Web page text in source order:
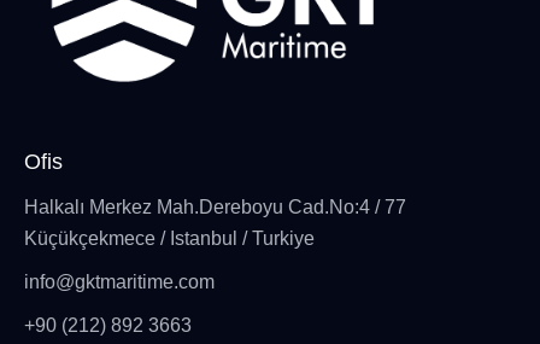
Ofis
Halkalı Merkez Mah.Dereboyu Cad.No:4 / 77
Küçükçekmece / Istanbul / Turkiye
info@gktmaritime.com
+90 (212) 892 3663